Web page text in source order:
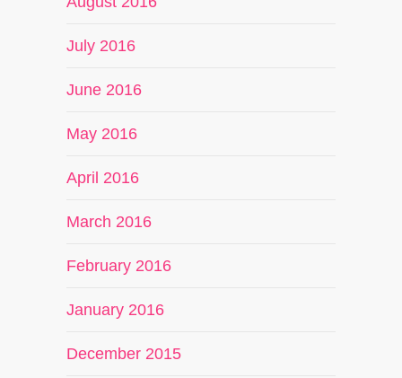
July 2016
June 2016
May 2016
April 2016
March 2016
February 2016
January 2016
December 2015